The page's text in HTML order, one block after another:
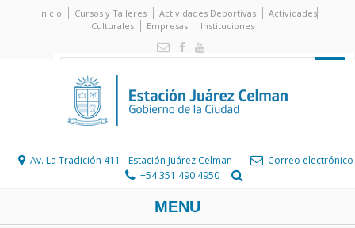
Inicio Cursos y Talleres Actividades Deportivas
Actividades
Culturales
Empresas Instituciones
Av. La Tradición 411 - Estación Juárez Celman
Correo electrónico
+54 351 490 4950
MENU